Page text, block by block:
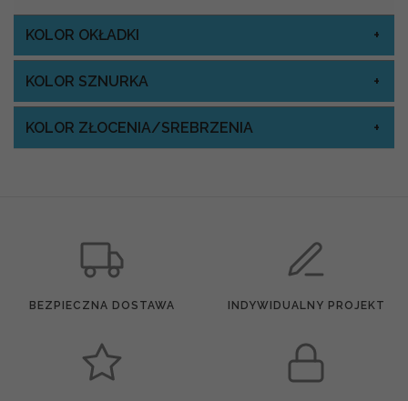
KOLOR OKŁADKI
KOLOR SZNURKA
KOLOR ZŁOCENIA/SREBRZENIA
BEZPIECZNA DOSTAWA INDYWIDUALNY PROJEKT